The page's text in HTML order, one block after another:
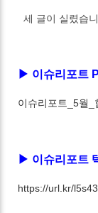
세 글이 실렸습
▶ 이슈리포트
이슈리포트_5월_
▶ 이슈리포트
https://url.kr/